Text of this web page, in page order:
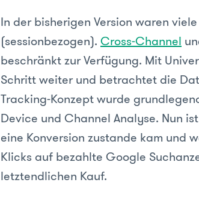
In der bisherigen Version waren
(sessionbezogen). Cross-Channel
beschränkt zur Verfügung. Mit
Schritt weiter und betrachtet die
Tracking-Konzept wurde
Device und Channel Analyse. Nun
eine Konversion zustande kam und
Klicks auf bezahlte Google
letztendlichen Kauf.